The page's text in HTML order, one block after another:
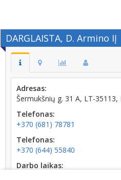
DARGLAISTA, D. Armino IĮ
Adresas:
Šermukšnių g. 31 A, LT-35113,
Telefonas:
+370 (681) 78781
Telefonas:
+370 (644) 55840
Darbo laikas: